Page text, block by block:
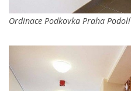
Ordinace Podkovka Praha Podolí